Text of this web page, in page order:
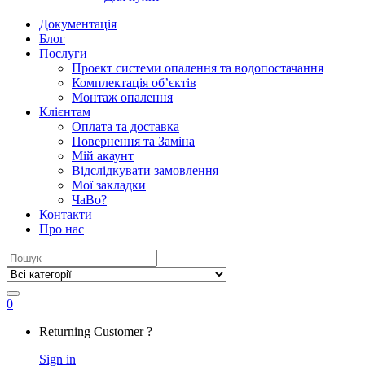
Документація
Блог
Послуги
Проект системи опалення та водопостачання
Комплектація об’єктів
Монтаж опалення
Клієнтам
Оплата та доставка
Повернення та Заміна
Мій акаунт
Відслідкувати замовлення
Мої закладки
ЧаВо?
Контакти
Про нас
Search
for:
0
Returning Customer ?
Sign in